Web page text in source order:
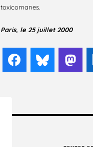
toxicomanes.
Paris, le 25 juillet 2000
FacebookBluesky